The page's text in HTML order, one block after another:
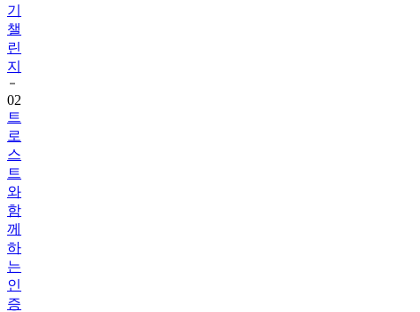
기
챌
린
지
02
트
로
스
트
와
함
께
하
는
인
증